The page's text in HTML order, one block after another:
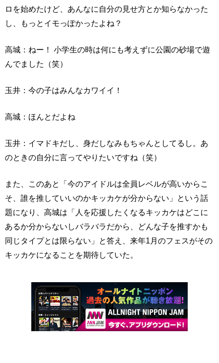
ロを始めたけど、あんなに自分の見せ方とか知らなかった
し、もっとイモっぽかったよね？
高城：ねー！ 小学生の時は何にも考えずに公園の砂場で遊
んでました（笑）
玉井：今の子はみんなカワイイ！
高城：ほんとだよね
玉井：イマドキだし、身だしなみもちゃんとしてるし。あ
のときの自分に言ってやりたいですね（笑）
また、このあと「今のアイドルは全員レベルが高いからこ
そ、誰を推していいのかキッカケが分からない」という話
題になり、高城は「人を応援したくなるキッカケはどこに
あるか分からないしバラバラだから、どんな子を推すかも
同じタイプとは限らない」と答え、来年1月のフェスがその
キッカケになることを期待していた。